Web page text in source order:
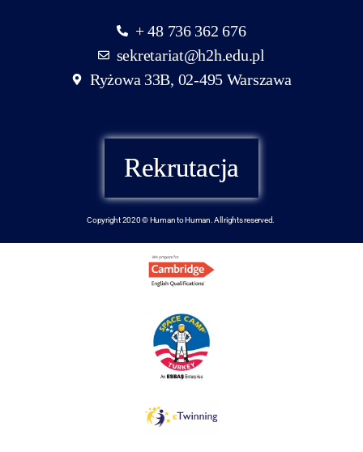
+ 48 736 362 676
sekretariat@h2h.edu.pl
Ryżowa 33B, 02-495 Warszawa
Rekrutacja
Copyright 2020 © Human to Human. All rights reserved.